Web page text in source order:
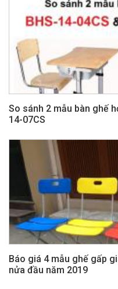
So sánh 2 mẫu bàn ghế
14-07CS
Báo giá 4 mẫu ghế gấp
nửa đầu năm 2019